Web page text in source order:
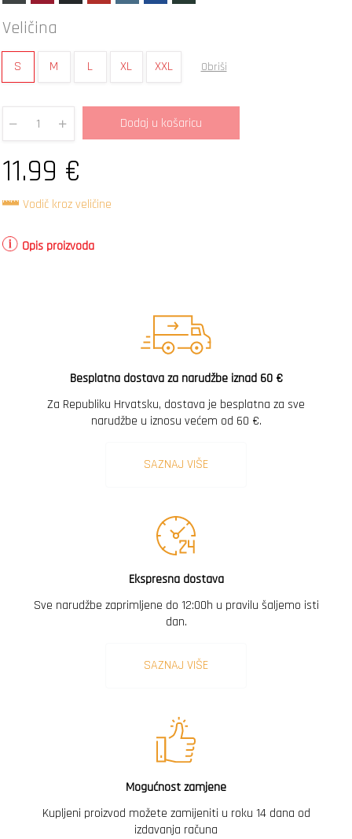
Veličina
S M L XL XXL Obriši
Quantity
Dodaj u košaricu
11.99 €
Vodič kroz veličine
Opis proizvoda
Besplatna dostava za narudžbe iznad 60 €
Za Republiku Hrvatsku, dostava je besplatna za sve
narudžbe u iznosu većem od 60 €.
SAZNAJ VIŠE
Ekspresna dostava
Sve narudžbe zaprimljene do 12:00h u pravilu šaljemo isti
dan.
SAZNAJ VIŠE
Mogućnost zamjene
Kupljeni proizvod možete zamijeniti u roku 14 dana od
izdavanja računa